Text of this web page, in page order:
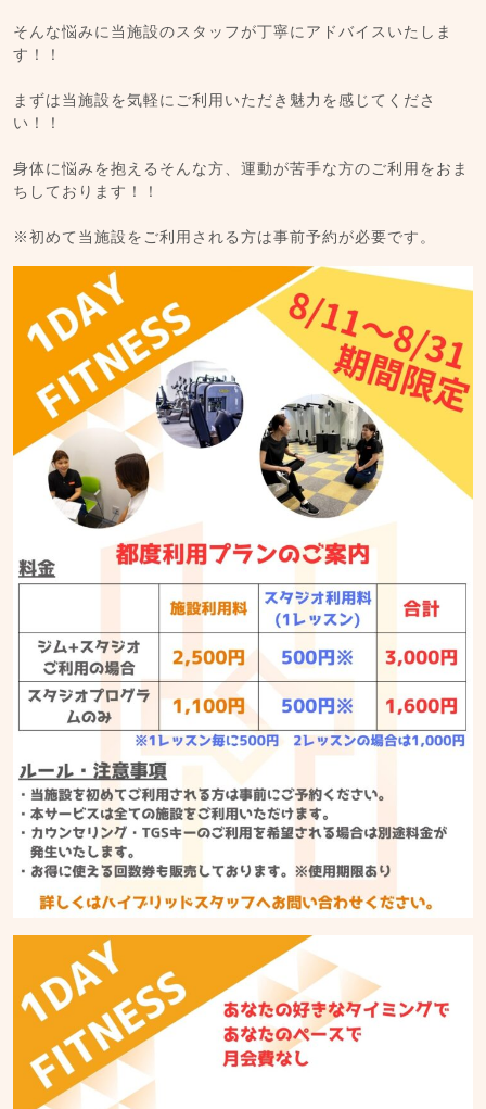
そんな悩みに当施設のスタッフが丁寧にアドバイスいたしま
す！！
まずは当施設を気軽にご利用いただき魅力を感じてくださ
い！！
身体に悩みを抱えるそんな方、運動が苦手な方のご利用をおま
ちしております！！
※初めて当施設をご利用される方は事前予約が必要です。